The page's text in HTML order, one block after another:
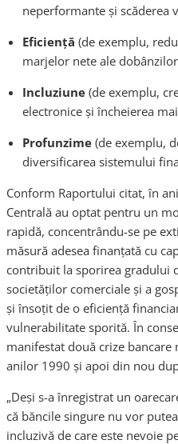
neperformante şi scăderea
Eficiență (de exemplu,
marjelor nete ale
Incluziune (de exemplu,
electronice şi încheierea
Profunzime (de exemplu,
diversificarea sistemului
Conform Raportului citat, în
Centrală au optat pentru un
rapidă, concentrându-se pe
măsură adesea finanţată cu
contribuit la sporirea gradului
societăţilor comerciale şi a
şi însoţit de o eficienţă
vulnerabilitate sporită. În
manifestat două crize
anilor 1990 şi apoi din nou
„Deşi s-a înregistrat un
că băncile singure nu vor
incluzivă de care este nevoie